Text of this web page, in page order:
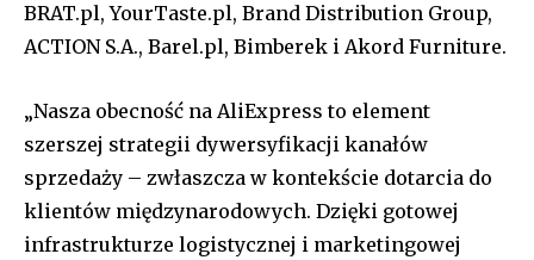
BRAT.pl, YourTaste.pl, Brand Distribution Group,
ACTION S.A., Barel.pl, Bimberek i Akord Furniture.
„Nasza obecność na AliExpress to element
szerszej strategii dywersyfikacji kanałów
sprzedaży – zwłaszcza w kontekście dotarcia do
klientów międzynarodowych. Dzięki gotowej
infrastrukturze logistycznej i marketingowej